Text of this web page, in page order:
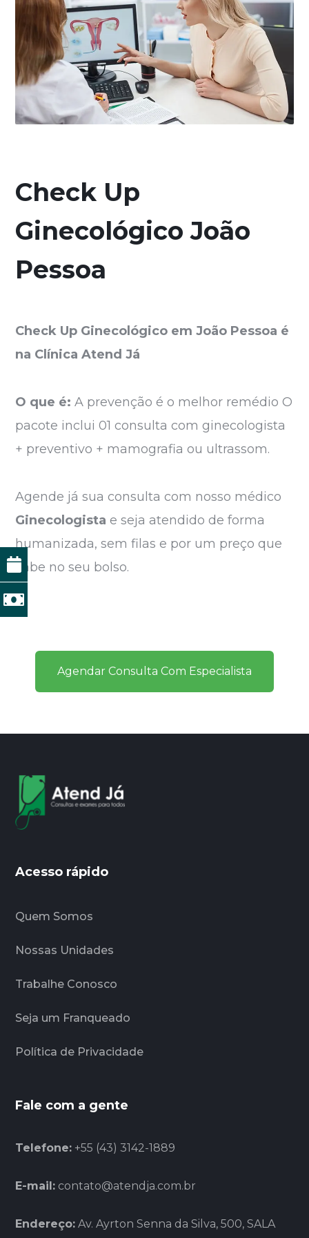
Check Up
Ginecológico João
Pessoa
Check Up Ginecológico em João Pessoa é
na Clínica Atend Já
O que é: A prevenção é o melhor remédio O
pacote inclui 01 consulta com ginecologista
+ preventivo + mamografia ou ultrassom.
Agende já sua consulta com nosso médico
Ginecologista e seja atendido de forma
humanizada, sem filas e por um preço que
cabe no seu bolso.
Agendar Consulta Com Especialista
Acesso rápido
Quem Somos
Nossas Unidades
Trabalhe Conosco
Seja um Franqueado
Política de Privacidade
Fale com a gente
Telefone: +55 (43) 3142-1889
E-mail: contato@atendja.com.br
Endereço: Av. Ayrton Senna da Silva, 500, SALA